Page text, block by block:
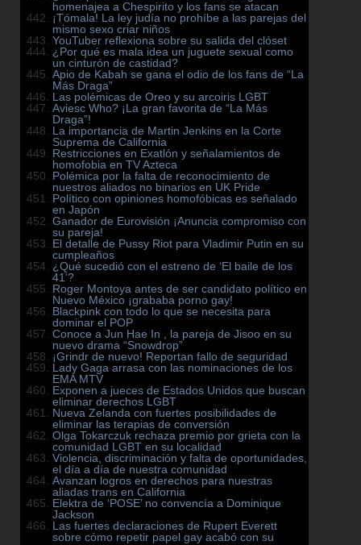
homenajea a Chespirito y los fans se atacan
¡Tómala! La ley judía no prohíbe a las parejas del
mismo sexo criar niños
YouTuber reflexiona sobre su salida del clóset
¿Por qué es mala idea un juguete sexual como
un cinturón de castidad?
Apio de Kabah se gana el odio de los fans de “La
Más Draga”
Las polémicas de Oreo y su arcoiris LGBT
Aviesc Who? ¡La gran favorita de “La Más
Draga”!
La importancia de Martin Jenkins en la Corte
Suprema de California
Restricciones en Exatlón y señalamientos de
homofobia en TV Azteca
Polémica por la falta de reconocimiento de
nuestros aliados no binarios en UK Pride
Político con opiniones homofóbicas es señalado
en Japón
Ganador de Eurovisión ¡Anuncia compromiso con
su pareja!
El detalle de Pussy Riot para Vladimir Putin en su
cumpleaños
¿Qué sucedió con el estreno de ‘El baile de los
41’?
Roger Montoya antes de ser candidato político en
Nuevo México ¡grababa porno gay!
Blackpink con todo lo que se necesita para
dominar el POP
Conoce a Jun Hae In , la pareja de Jisoo en su
nuevo drama “Snowdrop”
¡Grindr de nuevo! Reportan fallo de seguridad
Lady Gaga arrasa con las nominaciones de los
EMA MTV
Exponen a jueces de Estados Unidos que buscan
eliminar derechos LGBT
Nueva Zelanda con fuertes posibilidades de
eliminar las terapias de conversión
Olga Tokarczuk rechaza premio por grieta con la
comunidad LGBT en su localidad
Violencia, discriminación y falta de oportunidades,
el día a día de nuestra comunidad
Avanzan logros en derechos para nuestras
aliadas trans en California
Elektra de ‘POSE’ no convencía a Dominique
Jackson
Las fuertes declaraciones de Rupert Everett
sobre cómo repetir papel gay acabó con su